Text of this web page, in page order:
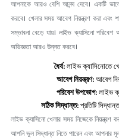
আপনাকে আরও বেশি আনন্দ দেবে। একটি
করবে। খেলার সময় আবেগ নিয়ন্ত্রণ করা এবং
সম্ভাবনা বেড়ে যায়। লাইভ ক্যাসিনো
অভিজ্ঞতা আরও উন্নত করবে।
ধৈর্য:লাইভ ক্যাসিনোতে
আবেগ নিয়ন্ত্রণ:আবেগ
পরিবেশ উপভোগ:লাইভ
সঠিক সিদ্ধান্ত:প্রতিটি
লাইভ ক্যাসিনো খেলার সময় নিজেকে
আপনি ভুল সিদ্ধান্ত নিতে পারেন এবং আপনার